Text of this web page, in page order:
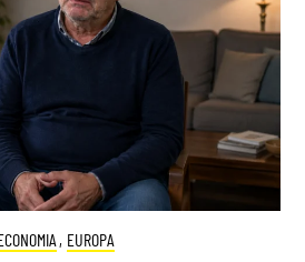
, EUROPA